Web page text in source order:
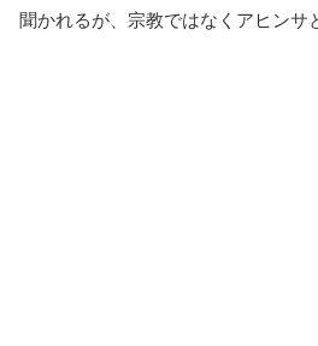
聞かれるが、宗教ではなくアヒンサ